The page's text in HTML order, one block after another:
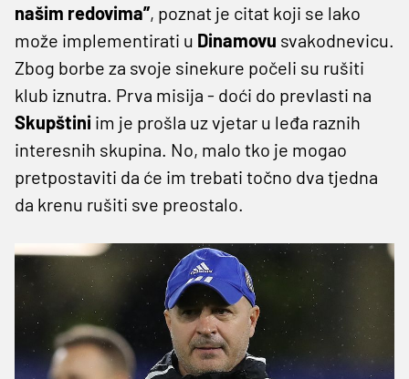
našim redovima”, poznat je citat koji se lako
može implementirati u Dinamovu svakodnevicu.
Zbog borbe za svoje sinekure počeli su rušiti
klub iznutra. Prva misija - doći do prevlasti na
Skupštini im je prošla uz vjetar u leđa raznih
interesnih skupina. No, malo tko je mogao
pretpostaviti da će im trebati točno dva tjedna
da krenu rušiti sve preostalo.